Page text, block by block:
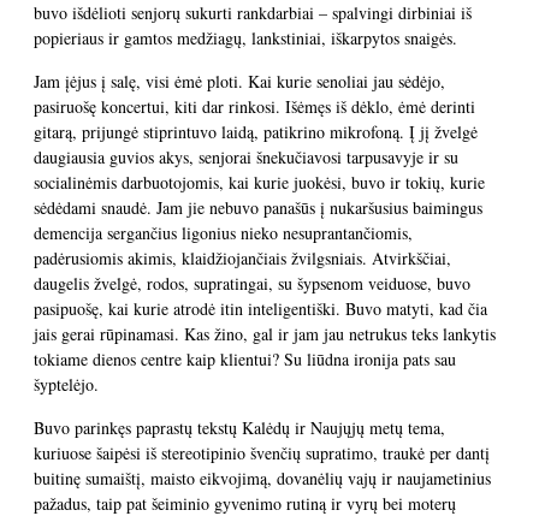
buvo išdėlioti senjorų sukurti rankdarbiai – spalvingi dirbiniai iš
popieriaus ir gamtos medžiagų, lankstiniai, iškarpytos snaigės.
Jam įėjus į salę, visi ėmė ploti. Kai kurie senoliai jau sėdėjo,
pasiruošę koncertui, kiti dar rinkosi. Išėmęs iš dėklo, ėmė derinti
gitarą, prijungė stiprintuvo laidą, patikrino mikrofoną. Į jį žvelgė
daugiausia guvios akys, senjorai šnekučiavosi tarpusavyje ir su
socialinėmis darbuotojomis, kai kurie juokėsi, buvo ir tokių, kurie
sėdėdami snaudė. Jam jie nebuvo panašūs į nukaršusius baimingus
demencija sergančius ligonius nieko nesuprantančiomis,
padėrusiomis akimis, klaidžiojančiais žvilgsniais. Atvirkščiai,
daugelis žvelgė, rodos, supratingai, su šypsenom veiduose, buvo
pasipuošę, kai kurie atrodė itin inteligentiški. Buvo matyti, kad čia
jais gerai rūpinamasi. Kas žino, gal ir jam jau netrukus teks lankytis
tokiame dienos centre kaip klientui? Su liūdna ironija pats sau
šyptelėjo.
Buvo parinkęs paprastų tekstų Kalėdų ir Naujųjų metų tema,
kuriuose šaipėsi iš stereotipinio švenčių supratimo, traukė per dantį
buitinę sumaištį, maisto eikvojimą, dovanėlių vajų ir naujametinius
pažadus, taip pat šeiminio gyvenimo rutiną ir vyrų bei moterų